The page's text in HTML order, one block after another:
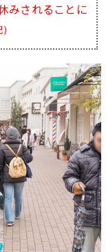
みされることに
)